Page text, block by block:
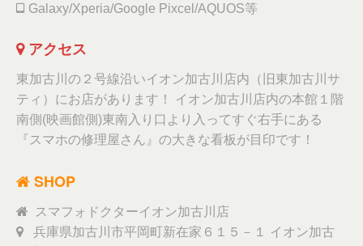
Galaxy/Xperia/Google Pixcel/AQUOS等
アクセス
東加古川の２号線沿いイオン加古川店内（旧東加古川サ
ティ）にお店があります！ イオン加古川店内の本館１階
南側(映画館側)東南入り口より入ってすぐ右手にある
『スマホの修理屋さん』の大きな看板が目印です！
SHOP
スマフォドクターイオン加古川店
兵庫県加古川市平岡町新在家６１５－１ イオン加古